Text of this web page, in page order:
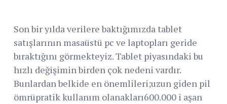
Son bir yılda verilere baktığımızda tablet
satışlarının masaüstü pc ve laptopları geride
bıraktığını görmekteyiz. Tablet piyasındaki bu
hızlı değişimin birden çok nedeni vardır.
Bunlardan belkide en önemlileri;uzun giden pil
ömrüpratik kullanım olanakları600.000 i aşan